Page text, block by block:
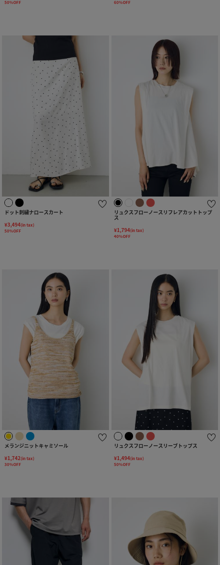
50%OFF 60%OFF
ドット刺繍ナロースカート
¥3,494(in tax)
50%OFF
リュクスフローノースリフレアカットトップ
ス
¥1,794(in tax)
40%OFF
メランジニットキャミソール
¥1,742(in tax)
30%OFF
リュクスフローノースリーブトップス
¥1,494(in tax)
50%OFF